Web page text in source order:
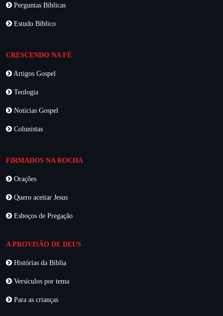
Perguntas Bíblicas
Estudo Bíblico
CRESCENDO NA FÉ
Artigos Gospel
Teologia
Notícias Gospel
Colunistas
FIRMADOS NA ROCHA
Orações
Quero aceitar Jesus
Esboços de Pregação
A PROVISÃO DE DEUS
Histórias da Bíblia
Versículos por tema
Para as crianças